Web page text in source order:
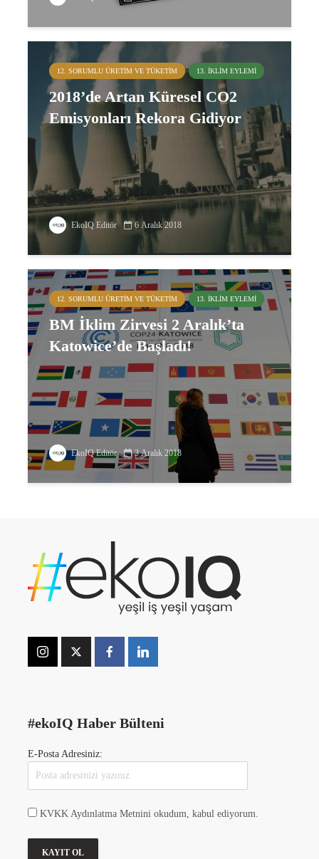
12. SORUMLU ÜRETIM VE TÜKETIM 13. İKLIM EYLEMI
2018’de Artan Küresel CO2
Emisyonları Rekora Gidiyor
EkoIQ Editör 6 Aralık 2018
12. SORUMLU ÜRETIM VE TÜKETIM 13. İKLIM EYLEMI
BM İklim Zirvesi 2 Aralık’ta
Katowice’de Başladı!
EkoIQ Editör 3 Aralık 2018
#ekoIQ Haber Bülteni
E-Posta Adresiniz:
KVKK Aydınlatma Metnini okudum, kabul ediyorum.